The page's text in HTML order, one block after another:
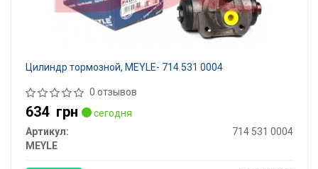
Цилиндр тормозной, MEYLE- 714 531 0004
0 отзывов
634 грн
сегодня
Артикул:
714 531 0004
MEYLE